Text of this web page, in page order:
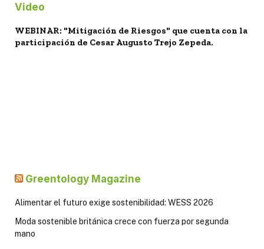
Video
WEBINAR: "Mitigación de Riesgos" que cuenta con la
participación de Cesar Augusto Trejo Zepeda.
Greentology Magazine
Alimentar el futuro exige sostenibilidad: WESS 2026
Moda sostenible británica crece con fuerza por segunda
mano